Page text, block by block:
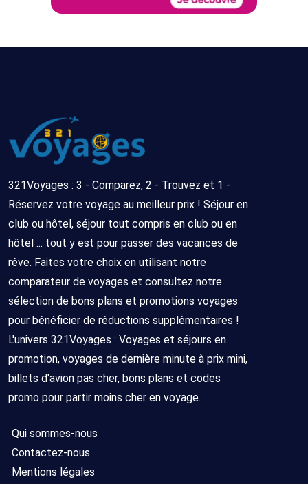
321Voyages : 3 - Comparez, 2 - Trouvez et 1 -
Réservez votre voyage au meilleur prix ! Séjour en
club ou hôtel, séjour tout compris en club ou en
hôtel ... tout y est pour passer des vacances de
rêve. Faites votre choix en utilisant notre
comparateur de voyages et consultez notre
sélection de bons plans et promotions voyages
pour bénéficier de réductions supplémentaires !
L'univers 321Voyages : Voyages et séjours en
promotion, voyages de dernière minute à prix mini,
billets d'avion pas cher, bons plans et codes
promo pour partir moins cher en voyage.
Qui sommes-nous
Contactez-nous
Mentions légales